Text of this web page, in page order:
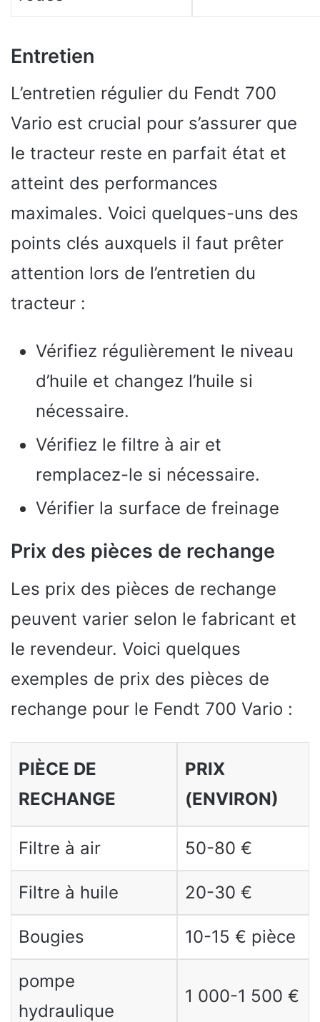
Entretien
L’entretien régulier du Fendt 700
Vario est crucial pour s’assurer que
le tracteur reste en parfait état et
atteint des performances
maximales. Voici quelques-uns des
points clés auxquels il faut prêter
attention lors de l’entretien du
tracteur :
Vérifiez régulièrement le niveau
d’huile et changez l’huile si
nécessaire.
Vérifiez le filtre à air et
remplacez-le si nécessaire.
Vérifier la surface de freinage
Prix des pièces de rechange
Les prix des pièces de rechange
peuvent varier selon le fabricant et
le revendeur. Voici quelques
exemples de prix des pièces de
rechange pour le Fendt 700 Vario :
PIÈCE DE
RECHANGE
PRIX
(ENVIRON)
Filtre à air 50-80 €
Filtre à huile 20-30 €
Bougies 10-15 € pièce
pompe
hydraulique
1 000-1 500 €